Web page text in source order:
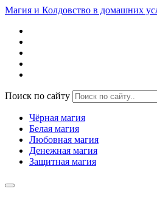
Магия и Колдовство в домашних
Поиск по сайту
Чёрная магия
Белая магия
Любовная магия
Денежная магия
Защитная магия